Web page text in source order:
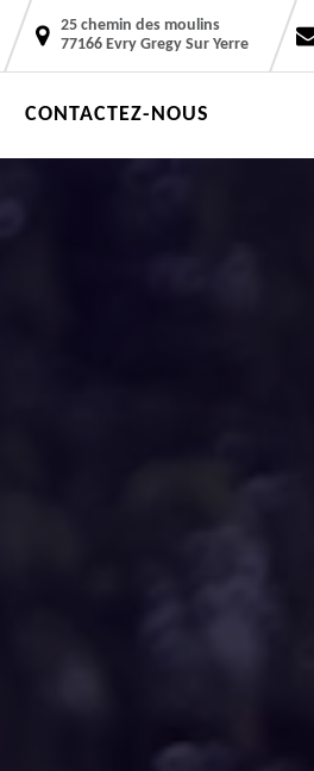
25 chemin des moulins
77166 Evry Gregy Sur Yerre
CONTACTEZ-NOUS